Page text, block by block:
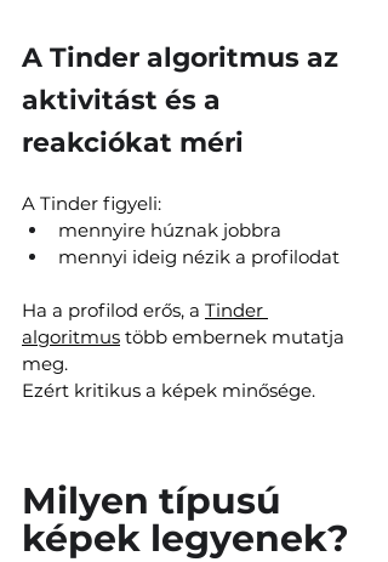
A Tinder algoritmus az
aktivitást és a
reakciókat méri
A Tinder figyeli:
mennyire húznak jobbra
mennyi ideig nézik a profilodat
Ha a profilod erős, a Tinder
algoritmus több embernek mutatja
meg.
Ezért kritikus a képek minősége.
Milyen típusú
képek legyenek?